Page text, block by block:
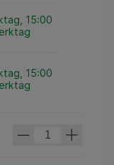
15:00
15:00